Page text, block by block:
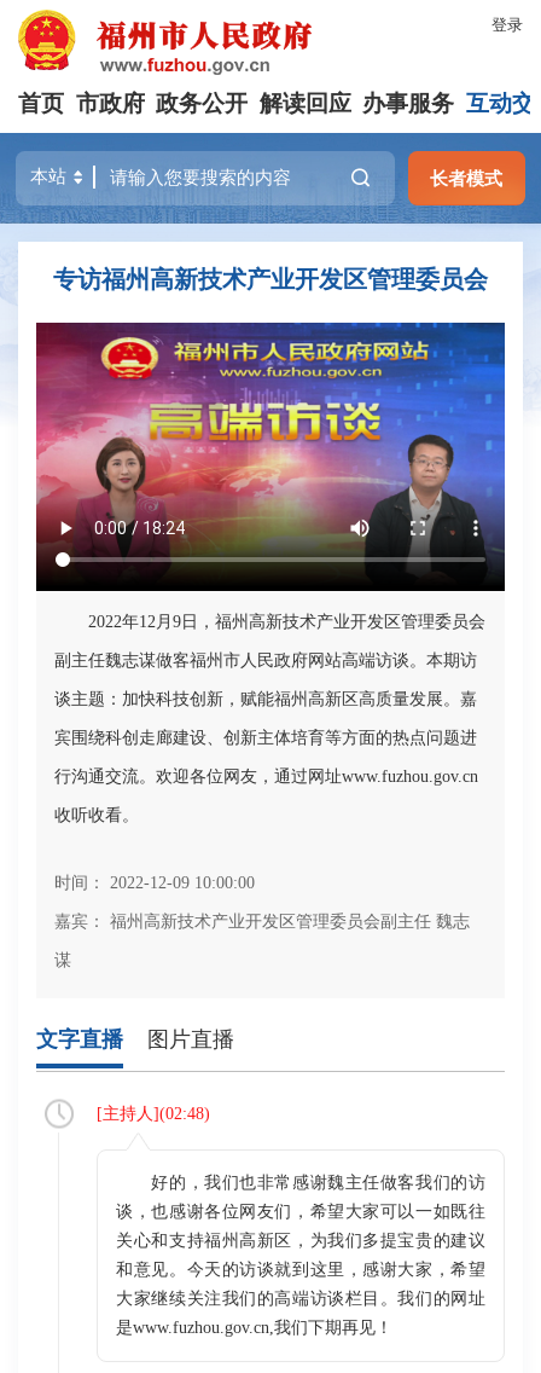
登录
首页 市政府 政务公开 解读回应 办事服务 互动交
长者模式
专访福州高新技术产业开发区管理委员会
2022年12月9日，福州高新技术产业开发区管理委员会
副主任魏志谋做客福州市人民政府网站高端访谈。本期访
谈主题：加快科技创新，赋能福州高新区高质量发展。嘉
宾围绕科创走廊建设、创新主体培育等方面的热点问题进
行沟通交流。欢迎各位网友，通过网址www.fuzhou.gov.cn
收听收看。
时间： 2022-12-09 10:00:00
嘉宾： 福州高新技术产业开发区管理委员会副主任 魏志
谋
文字直播 图片直播
[主持人](02:48)
好的，我们也非常感谢魏主任做客我们的访
谈，也感谢各位网友们，希望大家可以一如既往
关心和支持福州高新区，为我们多提宝贵的建议
和意见。今天的访谈就到这里，感谢大家，希望
大家继续关注我们的高端访谈栏目。我们的网址
是www.fuzhou.gov.cn,我们下期再见！